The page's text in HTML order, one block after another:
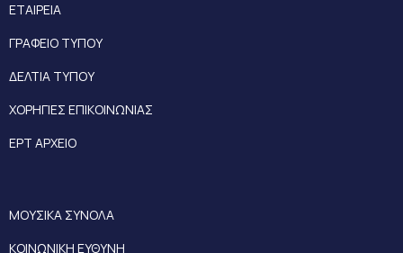
ΕΤΑΙΡΕΙΑ
ΓΡΑΦΕΙΟ ΤΥΠΟΥ
ΔΕΛΤΙΑ ΤΥΠΟΥ
ΧΟΡΗΓΙΕΣ ΕΠΙΚΟΙΝΩΝΙΑΣ
ΕΡΤ ΑΡΧΕΙΟ
ΜΟΥΣΙΚΑ ΣΥΝΟΛΑ
ΚΟΙΝΩΝΙΚΗ ΕΥΘΥΝΗ